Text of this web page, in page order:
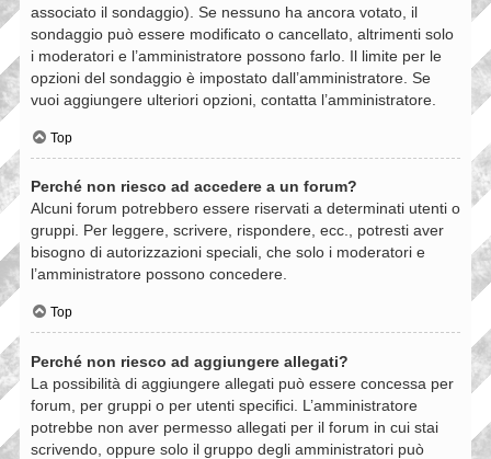
associato il sondaggio). Se nessuno ha ancora votato, il
sondaggio può essere modificato o cancellato, altrimenti solo
i moderatori e l’amministratore possono farlo. Il limite per le
opzioni del sondaggio è impostato dall’amministratore. Se
vuoi aggiungere ulteriori opzioni, contatta l’amministratore.
Top
Perché non riesco ad accedere a un forum?
Alcuni forum potrebbero essere riservati a determinati utenti o
gruppi. Per leggere, scrivere, rispondere, ecc., potresti aver
bisogno di autorizzazioni speciali, che solo i moderatori e
l’amministratore possono concedere.
Top
Perché non riesco ad aggiungere allegati?
La possibilità di aggiungere allegati può essere concessa per
forum, per gruppi o per utenti specifici. L’amministratore
potrebbe non aver permesso allegati per il forum in cui stai
scrivendo, oppure solo il gruppo degli amministratori può